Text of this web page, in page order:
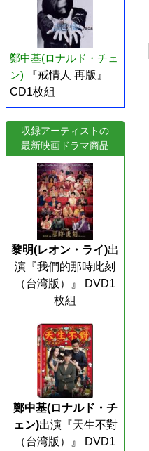
鄭中基(ロナルド・チェ
ン)
『戒情人 再版』
CD1枚組
収録アーティストの
最新映画ドラマ商品
黎明(レオン・ライ)出
演『我們的那時此刻
（台湾版）』 DVD1
枚組
鄭中基(ロナルド・チ
ェン)出演『天生不對
（台湾版）』 DVD1